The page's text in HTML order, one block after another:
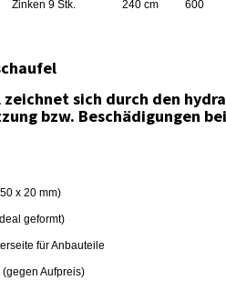
Zinken 9 Stk. 240 cm 600
sich durch den
bzw. Beschädigungen
x 20 mm)
geformt)
für Anbauteile
Aufpreis)